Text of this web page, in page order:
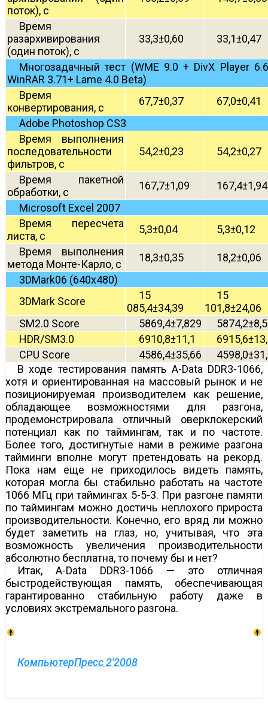
поток), с
Время
разархивирования
(один поток), с
33,3±0,60 33,1±0,47
Многозадачный тест (WME 9.0 + DivX Player
WinRAR 3.71+ Lame 4.0 Beta)
Время
конвертирования, с
67,7±0,37
67,0±0,41
Adobe Photoshop CS3
Время выполнения
последовательности
фильтров, с
54,2±0,23 54,2±0,27
Время пакетной
обработки, с
167,7±1,09
167,4±1,94
Microsoft Excel 2007
Время пересчета
листа, с
5,3±0,04
5,3±0,12
Время выполнения
метода Монте-Карло, с
18,3±0,35
18,2±0,06
3DMark06 (640x480)
3DMark Score
15
085,4±34,39
15
101,8±24,06
SM2.0 Score
5869,4±7,829
HDR/SM3.0
6910,8±11,1
CPU Score
4586,4±35,66
В ходе тестирования память A-Data DDR3-1066,
хотя и ориентированная на массовый рынок и не
позиционируемая производителем как решение,
обладающее возможностями для разгона,
продемонстрировала отличный оверклокерский
потенциал как по таймингам, так и по частоте.
Более того, достигнутые нами в режиме разгона
тайминги вполне могут претендовать на рекорд.
Пока нам еще не приходилось видеть память,
которая могла бы стабильно работать на частоте
1066 МГц при таймингах 5-5-3. При разгоне памяти
по таймингам можно достичь неплохого прироста
производительности. Конечно, его вряд ли можно
будет заметить на глаз, но, учитывая, что эта
возможность увеличения производительности
абсолютно бесплатна, то почему бы и нет?
Итак, A-Data DDR3-1066 — это отличная
быстродействующая память, обеспечивающая
гарантированно стабильную работу даже в
условиях экстремального разгона.
КомпьютерПресс 2'2008